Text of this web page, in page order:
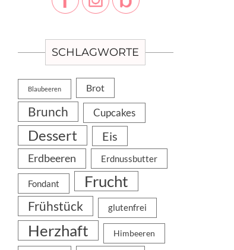
SCHLAGWORTE
Blaubeeren Brot
Brunch Cupcakes
Dessert Eis
Erdbeeren Erdnussbutter
Fondant Frucht
Frühstück glutenfrei
Herzhaft Himbeeren